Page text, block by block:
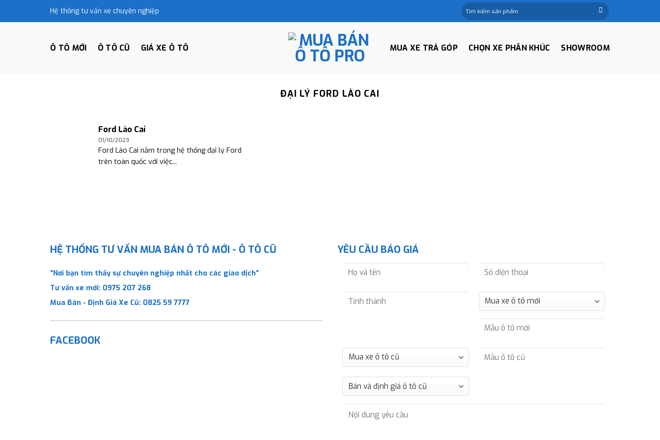
Hệ thống tư vấn xe chuyên nghiệp
Tìm
kiếm:
Ô TÔ MỚI Ô TÔ CŨ GIÁ XE Ô TÔ MUA XE TRẢ GÓP CHỌN XE PHÂN KHÚC SHOWROOM
ĐẠI LÝ FORD LÀO CAI
Ford Lào Cai
01/10/2023
Ford Lào Cai nằm trong hệ thống đại lý Ford
trên toàn quốc với việc...
HỆ THỐNG TƯ VẤN MUA BÁN Ô TÔ MỚI - Ô TÔ CŨ
“Nơi bạn tìm thấy sự chuyên nghiệp nhất cho các giao dịch”
Tư vấn xe mới: 0975 207 268
Mua Bán - Định Giá Xe Cũ: 0825 59 7777
FACEBOOK
YÊU CẦU BÁO GIÁ